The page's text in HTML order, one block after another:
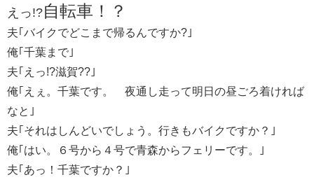
えっ!?自転車！？
夫｢バイクでどこまで帰るんですか?｣
俺｢千葉まで｣
夫｢えっ!?滋賀??｣
俺｢えぇ。千葉です。 夜通し走って明日の昼ごろ着ければ
なと｣
夫｢それはしんどいでしょう。行きもバイクですか？｣
俺｢はい。６号から４号で青森からフェリーです。｣
夫｢あっ！千葉ですか？｣